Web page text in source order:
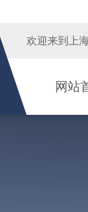
欢迎来到 上
网站